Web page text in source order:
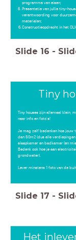
programma van eisen;
Presentatie van jullie tiny-
verantwoording voor
materialen;
Constructieopdracht in het
Slide 16 -
Tiny
Tiny houses zijn allemaal klein,
naar info en foto's!
Je mag zelf bedenken hoe jouw
dan 50m2 (dus alle
slaapkamer en badkamer (en
Bedenk ook hoe je aan
grondwater).
Lever minstens 1 foto van de
Slide 17 -
Het